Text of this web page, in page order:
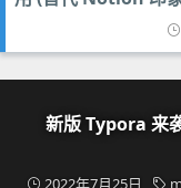
新版 Typora 来
2022年7月25日